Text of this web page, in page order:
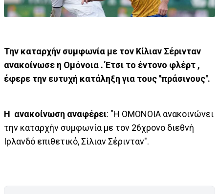
Την καταρχήν συμφωνία με τον Κίλιαν Σέρινταν
ανακοίνωσε η Ομόνοια . Έτσι το έντονο φλέρτ ,
έφερε την ευτυχή κατάληξη για τους ''πράσινους''.
Η ανακοίνωση αναφέρει: "Η ΟΜΟΝΟΙΑ ανακοινώνει
την καταρχήν συμφωνία με τον 26χρονο διεθνή
Ιρλανδό επιθετικό, Σίλιαν Σέρινταν".